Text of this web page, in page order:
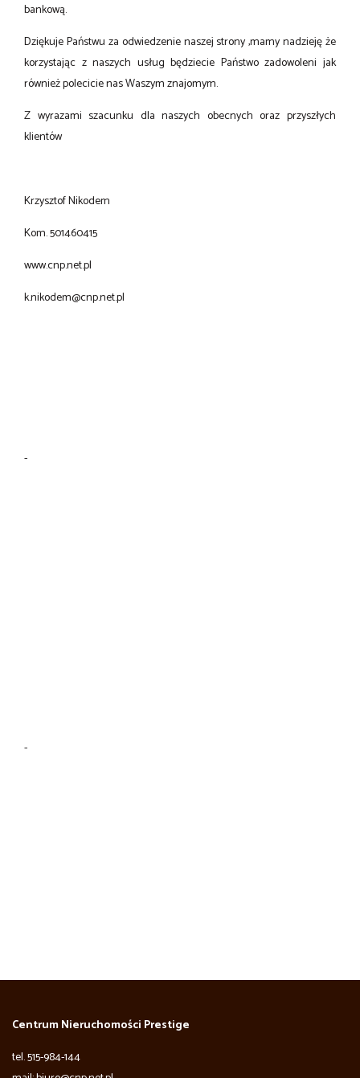
bankową.
Dziękuje Państwu za odwiedzenie naszej strony ,mamy nadzieję że
korzystając z naszych usług będziecie Państwo zadowoleni jak
również polecicie nas Waszym znajomym.
Z wyrazami szacunku dla naszych obecnych oraz przyszłych
klientów
Krzysztof Nikodem
Kom. 501460415
www.cnp.net.pl
k.nikodem@cnp.net.pl
-
-
Centrum Nieruchomości Prestige
tel. 515-984-144